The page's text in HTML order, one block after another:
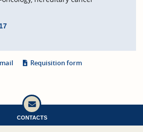
Requisition form
CONTACTS